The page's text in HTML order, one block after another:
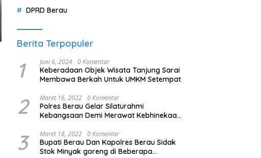
DPRD Berau
Berita Terpopuler
1 Juni 6, 2024 0 Komentar
Keberadaan Objek Wisata Tanjung Sarai
Membawa Berkah Untuk UMKM Setempat
2 Maret 16, 2022 0 Komentar
Polres Berau Gelar Silaturahmi
Kebangsaan Demi Merawat Kebhinekaan
3 Maret 18, 2022 0 Komentar
Bupati Berau Dan Kapolres Berau Sidak
Stok Minyak goreng di Beberapa